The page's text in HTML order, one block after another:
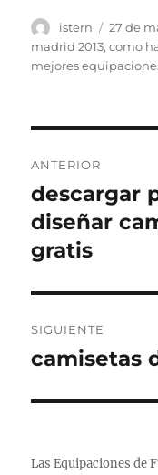
Autor
istern
el
27 de
madrid 2013,como
mejores
de
entradas
ANTERIOR
Entrada
anterior:
descargar
diseñar
gratis
SIGUIENTE
Entrada
camisetas
Las Equipaciones de